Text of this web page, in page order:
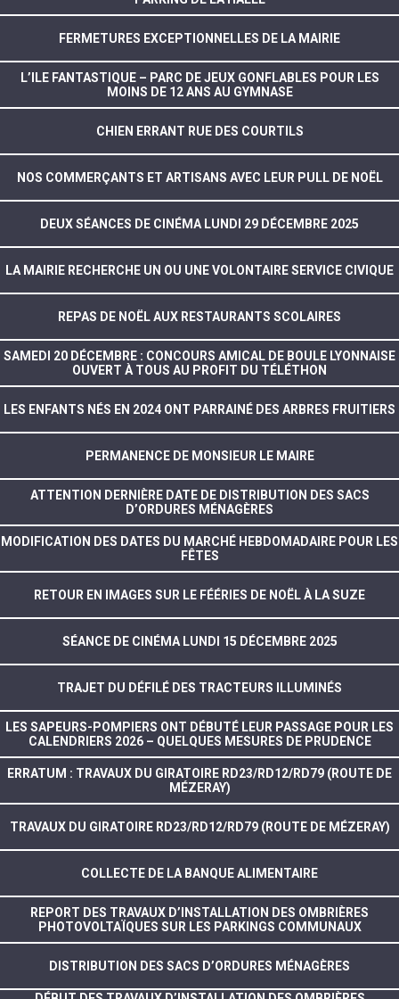
FERMETURES EXCEPTIONNELLES DE LA MAIRIE
L’ILE FANTASTIQUE – PARC DE JEUX GONFLABLES POUR LES
MOINS DE 12 ANS AU GYMNASE
CHIEN ERRANT RUE DES COURTILS
NOS COMMERÇANTS ET ARTISANS AVEC LEUR PULL DE NOËL
DEUX SÉANCES DE CINÉMA LUNDI 29 DÉCEMBRE 2025
LA MAIRIE RECHERCHE UN OU UNE VOLONTAIRE SERVICE CIVIQUE
REPAS DE NOËL AUX RESTAURANTS SCOLAIRES
SAMEDI 20 DÉCEMBRE : CONCOURS AMICAL DE BOULE LYONNAISE
OUVERT À TOUS AU PROFIT DU TÉLÉTHON
LES ENFANTS NÉS EN 2024 ONT PARRAINÉ DES ARBRES FRUITIERS
PERMANENCE DE MONSIEUR LE MAIRE
ATTENTION DERNIÈRE DATE DE DISTRIBUTION DES SACS
D’ORDURES MÉNAGÈRES
MODIFICATION DES DATES DU MARCHÉ HEBDOMADAIRE POUR LES
FÊTES
RETOUR EN IMAGES SUR LE FÉÉRIES DE NOËL À LA SUZE
SÉANCE DE CINÉMA LUNDI 15 DÉCEMBRE 2025
TRAJET DU DÉFILÉ DES TRACTEURS ILLUMINÉS
LES SAPEURS-POMPIERS ONT DÉBUTÉ LEUR PASSAGE POUR LES
CALENDRIERS 2026 – QUELQUES MESURES DE PRUDENCE
ERRATUM : TRAVAUX DU GIRATOIRE RD23/RD12/RD79 (ROUTE DE
MÉZERAY)
TRAVAUX DU GIRATOIRE RD23/RD12/RD79 (ROUTE DE MÉZERAY)
COLLECTE DE LA BANQUE ALIMENTAIRE
REPORT DES TRAVAUX D’INSTALLATION DES OMBRIÈRES
PHOTOVOLTAÏQUES SUR LES PARKINGS COMMUNAUX
DISTRIBUTION DES SACS D’ORDURES MÉNAGÈRES